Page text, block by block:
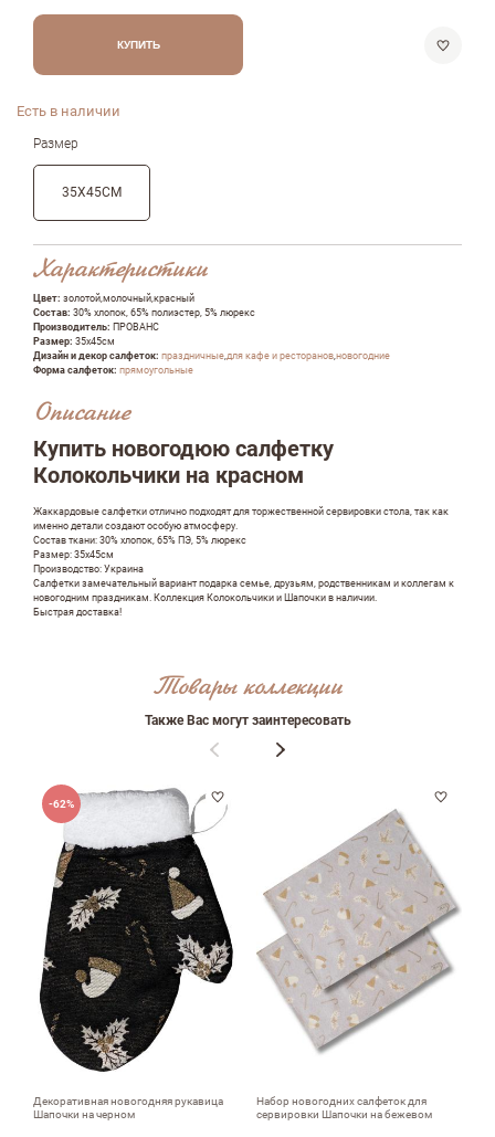
КУПИТЬ
Есть в наличии
Размер
35Х45СМ
Характеристики
Цвет: золотой,молочный,красный
Состав: 30% хлопок, 65% полиэстер, 5% люрекс
Производитель: ПРОВАНС
Размер: 35х45см
Дизайн и декор салфеток: праздничные,для кафе и ресторанов,новогодние
Форма салфеток: прямоугольные
Описание
Купить новогодюю салфетку
Колокольчики на красном
Жаккардовые салфетки отлично подходят для торжественной сервировки стола, так как
именно детали создают особую атмосферу.
Состав ткани: 30% хлопок, 65% ПЭ, 5% люрекс
Размер: 35х45см
Производство: Украина
Салфетки замечательный вариант подарка семье, друзьям, родственникам и коллегам к
новогодним праздникам. Коллекция Колокольчики и Шапочки в наличии.
Быстрая доставка!
Товары коллекции
Также Вас могут заинтересовать
-62%
Декоративная новогодняя рукавица
Шапочки на черном
Набор новогодних салфеток для
сервировки Шапочки на бежевом
Оставить отзыв
ФИО
email
Достоинства
Недостатки